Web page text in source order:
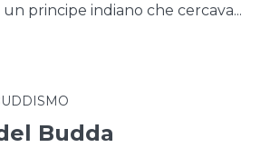
un principe indiano che cercava...
Budda